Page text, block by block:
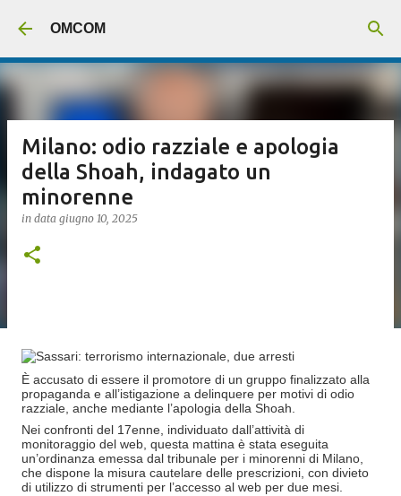
OMCOM
Milano: odio razziale e apologia
della Shoah, indagato un
minorenne
in data giugno 10, 2025
È accusato di essere il promotore di un gruppo finalizzato alla
propaganda e all’istigazione a delinquere per motivi di odio
razziale, anche mediante l’apologia della Shoah.
Nei confronti del 17enne, individuato dall’attività di
monitoraggio del web, questa mattina è stata eseguita
un’ordinanza emessa dal tribunale per i minorenni di Milano,
che dispone la misura cautelare delle prescrizioni, con divieto
di utilizzo di strumenti per l’accesso al web per due mesi.